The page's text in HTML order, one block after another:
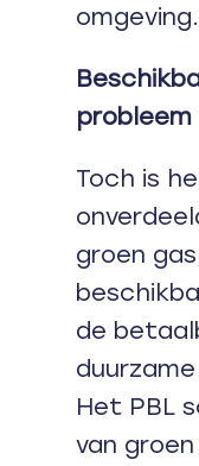
omgeving.
probleem
Toch is
groen
de
Het PBL
van